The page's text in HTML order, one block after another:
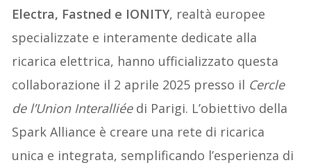
Electra, Fastned e IONITY, realtà europee
specializzate e interamente dedicate alla
ricarica elettrica, hanno ufficializzato questa
collaborazione il 2 aprile 2025 presso il Cercle
de l’Union Interalliéedi Parigi. L’obiettivo della
Spark Alliance è creare una rete di ricarica
unica e integrata, semplificando l’esperienza di